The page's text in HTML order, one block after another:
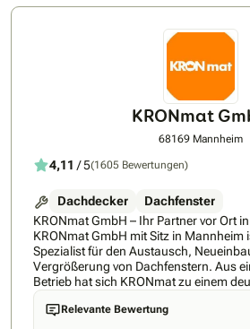
KRONmat
68169 Mannheim
4,11 / 5(1605 Bewertungen)
Dachdecker
Dachfenster
KRONmat GmbH – Ihr Partner vor Ort
KRONmat GmbH mit Sitz in Mannheim
Spezialist für den Austausch,
Vergrößerung von Dachfenstern. Aus
Betrieb hat sich KRONmat zu einem
Fachunternehmen mit erfahrenen
regionalen Fachberatern entwickelt, die
Relevante Bewertung